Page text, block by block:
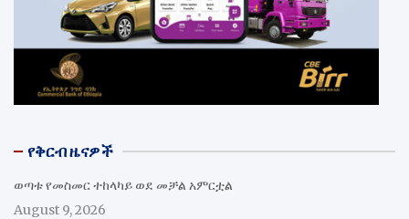
የቅርብ ዜናዎች
ወጣቱ የመስመር ተከላካይ ወደ መቻል አምርቷል
August 9, 2026